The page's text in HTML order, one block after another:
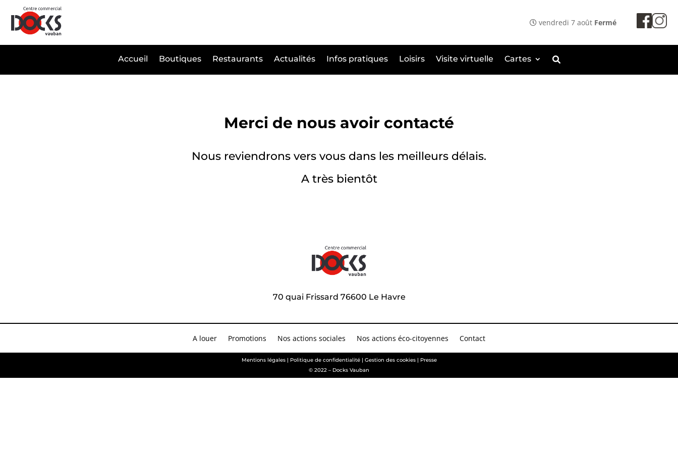
vendredi 7 août Fermé
Accueil Boutiques Restaurants Actualités Infos pratiques Loisirs Visite virtuelle Cartes
Merci de nous avoir contacté
Nous reviendrons vers vous dans les meilleurs délais.
A très bientôt
70 quai Frissard 76600 Le Havre
A louer Promotions Nos actions sociales Nos actions éco-citoyennes Contact
Mentions légales| Politique de confidentialité| Gestion des cookies| Presse
© 2022 – Docks Vauban
Panneau de gestion des cookies